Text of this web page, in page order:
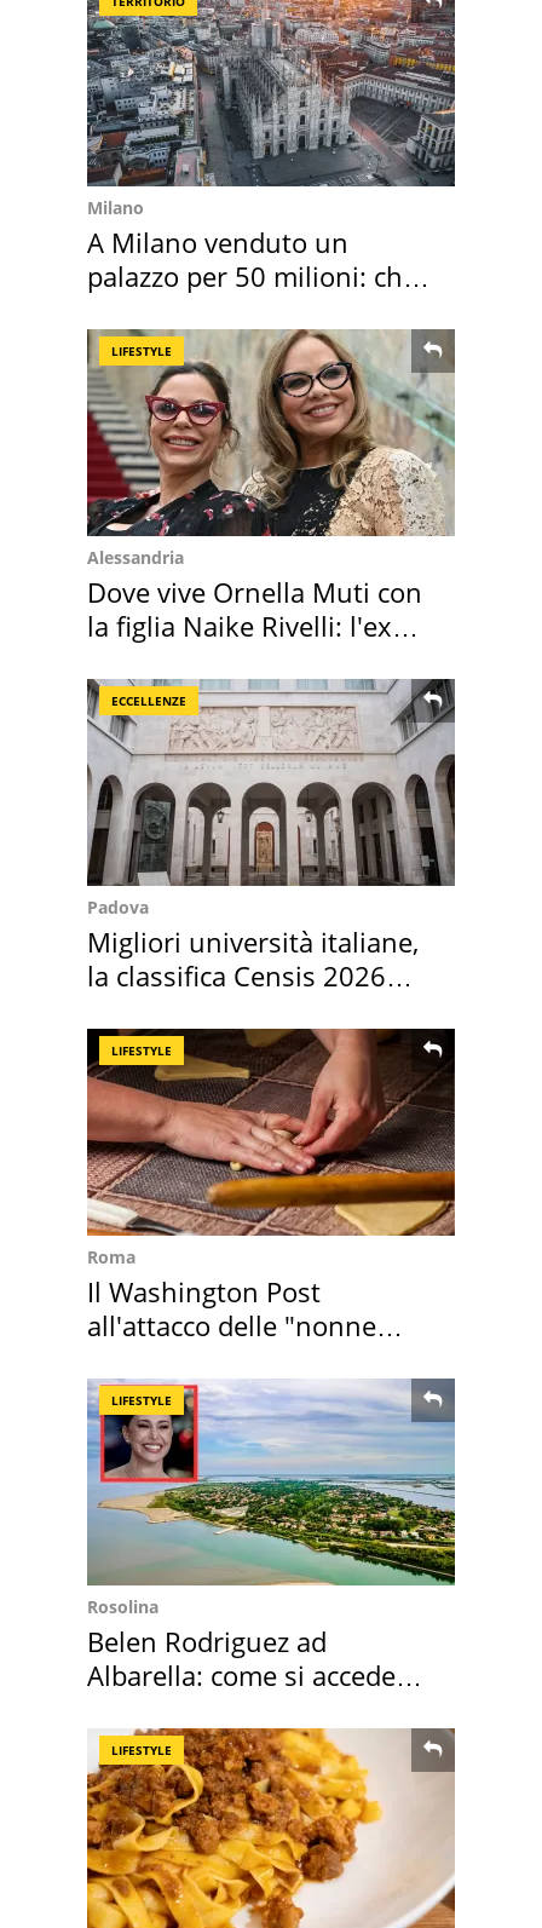
Milano
A Milano venduto un
palazzo per 50 milioni: chi
LIFESTYLE
Alessandria
Dove vive Ornella Muti con
la figlia Naike Rivelli: l'ex
ECCELLENZE
Padova
Migliori università italiane,
la classifica Censis 2026
LIFESTYLE
Roma
Il Washington Post
all'attacco delle "nonne
LIFESTYLE
Rosolina
Belen Rodriguez ad
Albarella: come si accede
LIFESTYLE